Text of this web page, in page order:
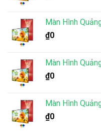
Màn Hình
₫0
Màn Hình
₫0
Màn Hình
₫0